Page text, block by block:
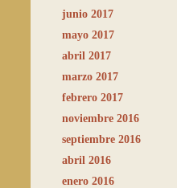
junio 2017
mayo 2017
abril 2017
marzo 2017
febrero 2017
noviembre 2016
septiembre 2016
abril 2016
enero 2016